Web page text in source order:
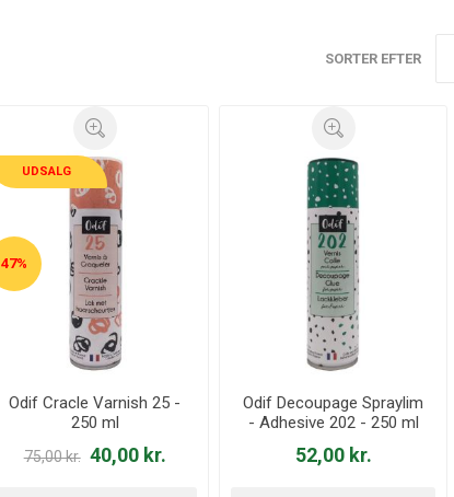
SORTER EFTER
UDSALG
47%
Odif Cracle Varnish 25 -
250 ml
75,00 kr. 40,00 kr.
Odif Decoupage Spraylim
- Adhesive 202 - 250 ml
52,00 kr.